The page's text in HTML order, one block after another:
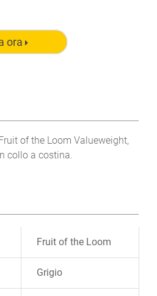
ora
of the Loom Valueweight,
collo a costina.
Fruit of the Loom
Grigio